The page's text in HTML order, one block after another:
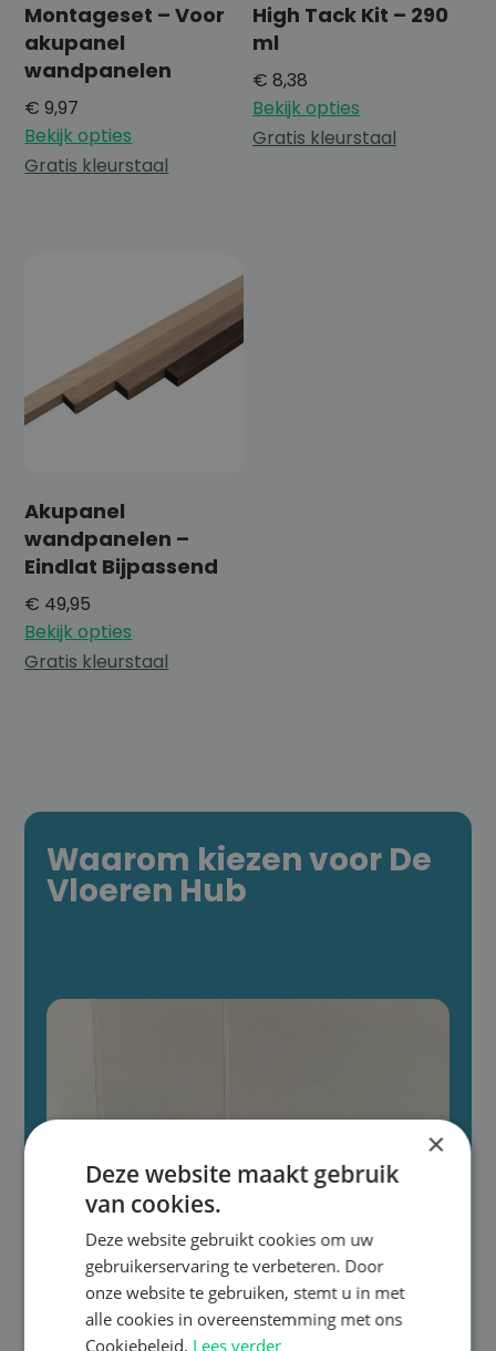
Montageset – Voor
akupanel
wandpanelen
€ 9,97
Bekijk opties
Gratis kleurstaal
High Tack Kit – 290
ml
€ 8,38
Bekijk opties
Gratis kleurstaal
Akupanel
wandpanelen –
Eindlat Bijpassend
€ 49,95
Bekijk opties
Gratis kleurstaal
Waarom kiezen voor De
Vloeren Hub
×
Deze website maakt gebruik
van cookies.
Deze website gebruikt cookies om uw
gebruikerservaring te verbeteren. Door
onze website te gebruiken, stemt u in met
alle cookies in overeenstemming met ons
Cookiebeleid. Lees verder